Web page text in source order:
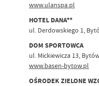
www.ulanspa.pl
HOTEL DANA**
ul. Derdowskiego 1,
DOM SPORTOWCA
ul. Mickiewicza 13,
www.basen-bytow.pl
OŚRODEK ZIELONE